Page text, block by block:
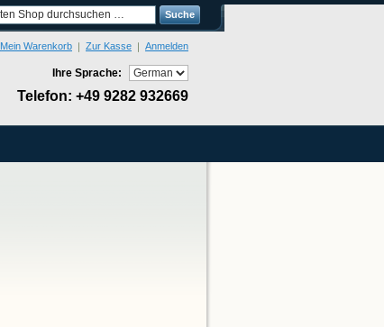
Suche
Mein Warenkorb Zur Kasse Anmelden
Ihre Sprache:
Telefon: +49 9282 932669